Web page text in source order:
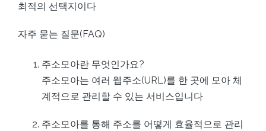
최적의 선택지이다
자주 묻는 질문(FAQ)
주소모아란 무엇인가요?
주소모아는 여러 웹주소(URL)를 한 곳에 모아 체
계적으로 관리할 수 있는 서비스입니다
주소모아를 통해 주소를 어떻게 효율적으로 관리